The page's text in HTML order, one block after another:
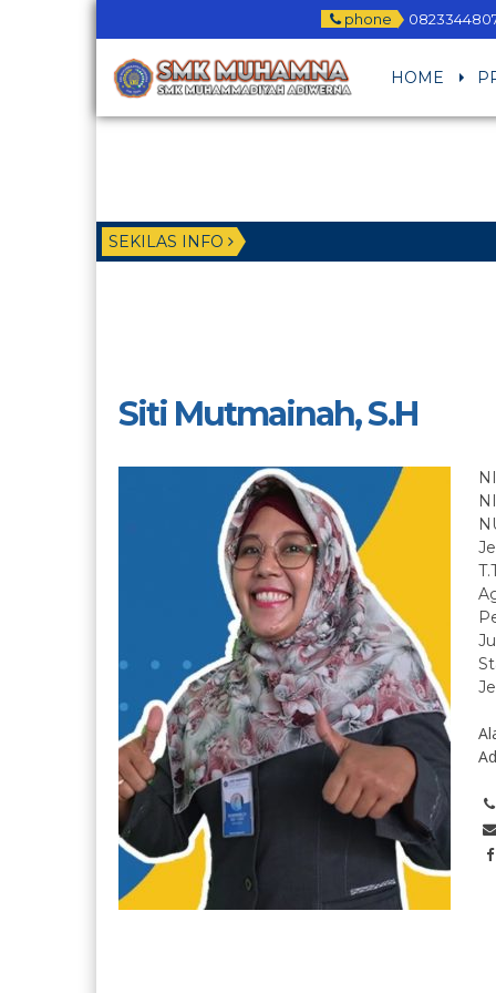
phone
HOME
SEKILAS INFO
Siti Mutmainah, S.H